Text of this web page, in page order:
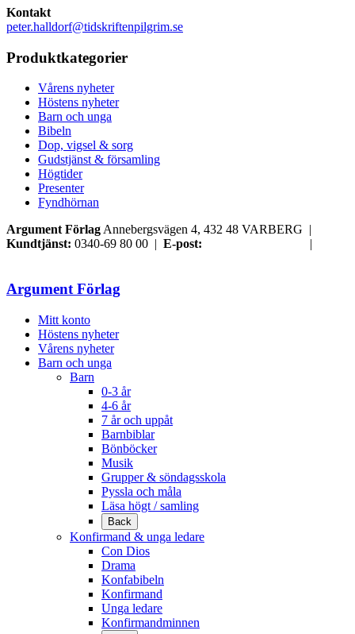
Kontakt
peter.halldorf@tidskriftenpilgrim.se
Produktkategorier
Vårens nyheter
Höstens nyheter
Barn och unga
Bibeln
Dop, vigsel & sorg
Gudstjänst & församling
Högtider
Presenter
Fyndhörnan
Argument Förlag Annebergsvägen 4, 432 48 VARBERG |
Kundtjänst: 0340-69 80 00 | E-post:
|
Argument Förlag
Mitt konto
Höstens nyheter
Vårens nyheter
Barn och unga
Barn
0-3 år
4-6 år
7 år och uppåt
Barnbiblar
Bönböcker
Musik
Grupper & söndagsskola
Pyssla och måla
Läsa högt / samling
Back
Konfirmand & unga ledare
Con Dios
Drama
Konfabibeln
Konfirmand
Unga ledare
Konfirmandminnen